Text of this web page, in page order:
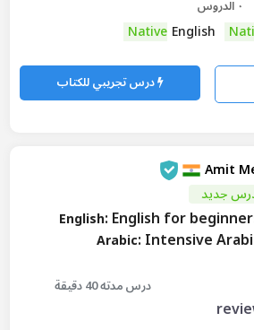
٠ الدروس
English
Native
درس تجريبي للكتاب
Amit
جديد
English: English for
Arabic: Intensive
درس مدته 40 دقيقة